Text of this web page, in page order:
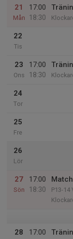
21
Mån
17:00
18:30
22
Tis
23
Ons
17:00
18:30
24
Tor
25
Fre
26
Lör
27
Sön
17:00
18:30
P13-14
28
17:00